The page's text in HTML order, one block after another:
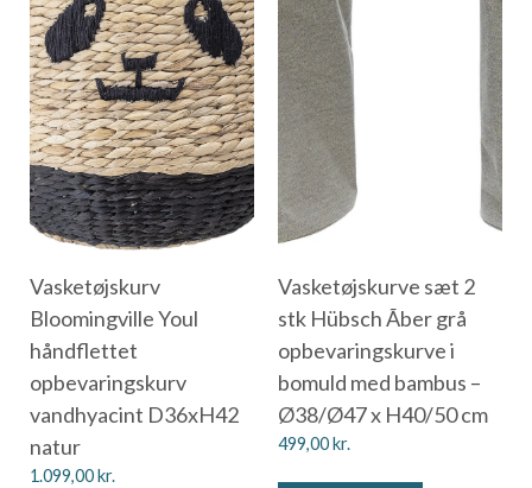
Vasketøjskurv
Bloomingville Youl
håndflettet
opbevaringskurv
vandhyacint D36xH42
natur
1.099,00kr.
Vasketøjskurve sæt 2
stk Hübsch Ãber grå
opbevaringskurve i
bomuld med bambus –
Ø38/Ø47 x H40/50 cm
499,00kr.